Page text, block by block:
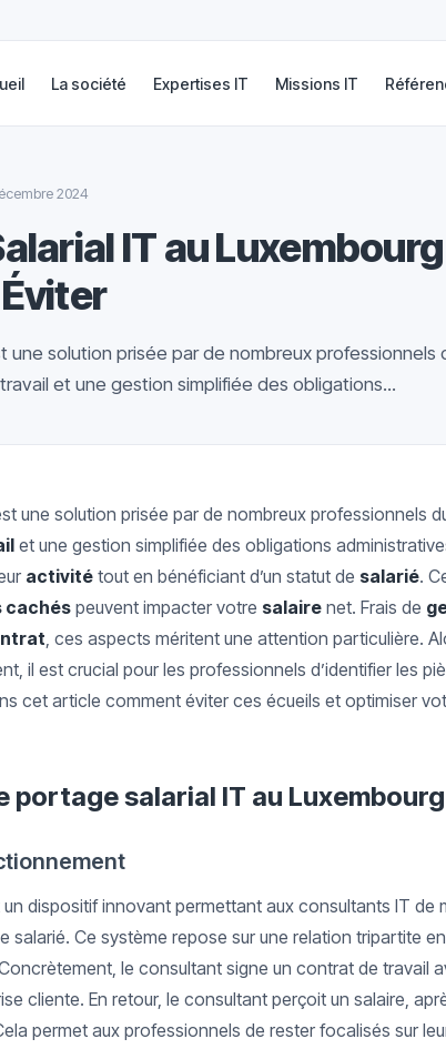
La société Expertises IT Missions IT
2024
IT au
une solution prisée par de nombreux professionnels
et une gestion simplifiée des obligations...
une solution prisée par de nombreux professionnels
et une gestion simplifiée des obligations
activité tout en bénéficiant d’un statut de salarié.
cachéspeuvent impacter votre salaire net. Frais de
, ces aspects méritent une attention particulière.
il est crucial pour les professionnels d’identifier les
cet article comment éviter ces écueils et optimiser
portage salarial IT au Luxembourg
dispositif innovant permettant aux consultants IT de
salarié. Ce système repose sur une relation tripartite
le consultant signe un contrat de travail
cliente. En retour, le consultant perçoit un salaire,
permet aux professionnels de rester focalisés sur